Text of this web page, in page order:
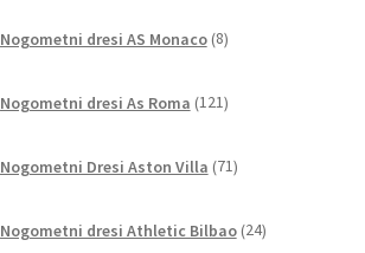
Nogometni dresi AS Monaco 8izdelkov
Nogometni dresi As Roma 121izdelkov
Nogometni Dresi Aston Villa 71izdelkov
Nogometni dresi Athletic Bilbao 24izdelkov